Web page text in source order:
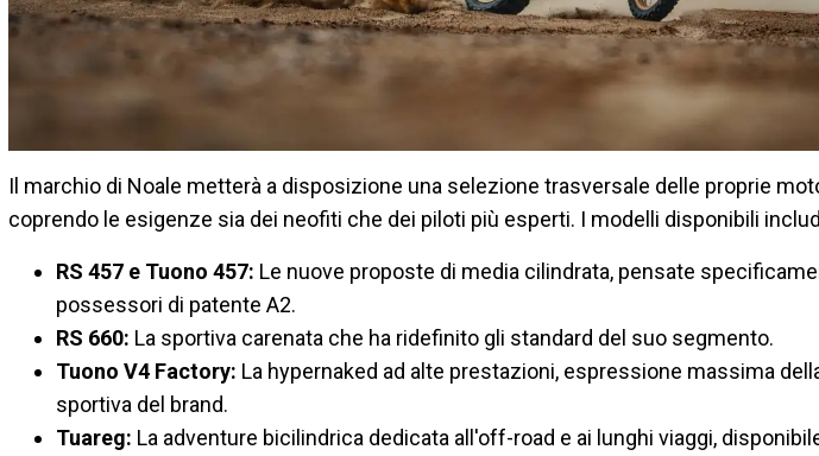
Il marchio di Noale metterà a disposizione una selezione trasversale delle proprie
coprendo le esigenze sia dei neofiti che dei piloti più esperti. I modelli disponibili
RS 457 e Tuono 457: Le nuove proposte di media cilindrata, pensate
possessori di patente A2.
RS 660: La sportiva carenata che ha ridefinito gli standard del suo segmento.
Tuono V4 Factory: La hypernaked ad alte prestazioni, espressione massima
sportiva del brand.
Tuareg: La adventure bicilindrica dedicata all'off-road e ai lunghi viaggi,